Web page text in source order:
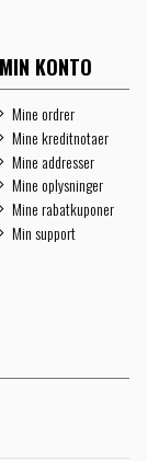
MIN KONTO
Mine ordrer
Mine kreditnotaer
Mine addresser
Mine oplysninger
Mine rabatkuponer
Min support